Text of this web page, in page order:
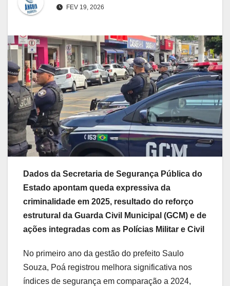
FEV 19, 2026
Dados da Secretaria de Segurança Pública do
Estado apontam queda expressiva da
criminalidade em 2025, resultado do reforço
estrutural da Guarda Civil Municipal (GCM) e de
ações integradas com as Polícias Militar e Civil
No primeiro ano da gestão do prefeito Saulo
Souza, Poá registrou melhora significativa nos
índices de segurança em comparação a 2024,